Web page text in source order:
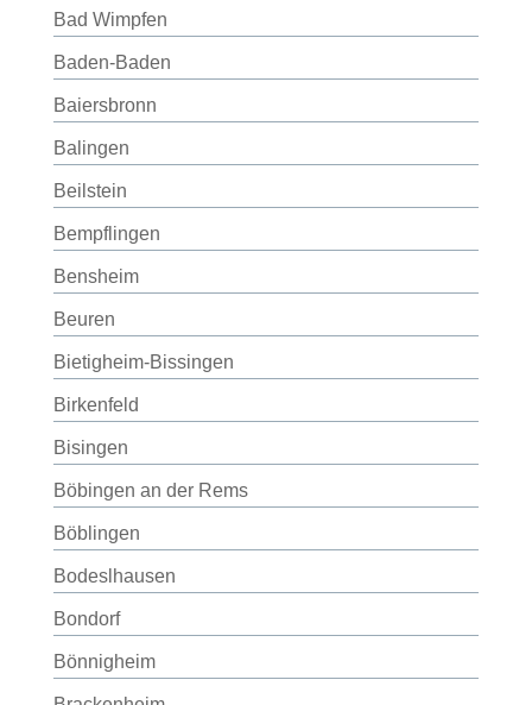
Bad Wimpfen
Baden-Baden
Baiersbronn
Balingen
Beilstein
Bempflingen
Bensheim
Beuren
Bietigheim-Bissingen
Birkenfeld
Bisingen
Böbingen an der Rems
Böblingen
Bodeslhausen
Bondorf
Bönnigheim